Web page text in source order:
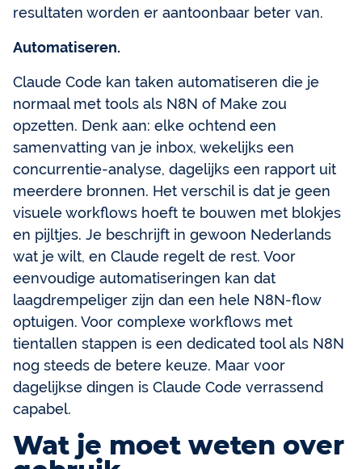
resultaten worden er aantoonbaar beter van.
Automatiseren.
Claude Code kan taken automatiseren die je
normaal met tools als N8N of Make zou
opzetten. Denk aan: elke ochtend een
samenvatting van je inbox, wekelijks een
concurrentie-analyse, dagelijks een rapport uit
meerdere bronnen. Het verschil is dat je geen
visuele workflows hoeft te bouwen met blokjes
en pijltjes. Je beschrijft in gewoon Nederlands
wat je wilt, en Claude regelt de rest. Voor
eenvoudige automatiseringen kan dat
laagdrempeliger zijn dan een hele N8N-flow
optuigen. Voor complexe workflows met
tientallen stappen is een dedicated tool als N8N
nog steeds de betere keuze. Maar voor
dagelijkse dingen is Claude Code verrassend
capabel.
Wat je moet weten over